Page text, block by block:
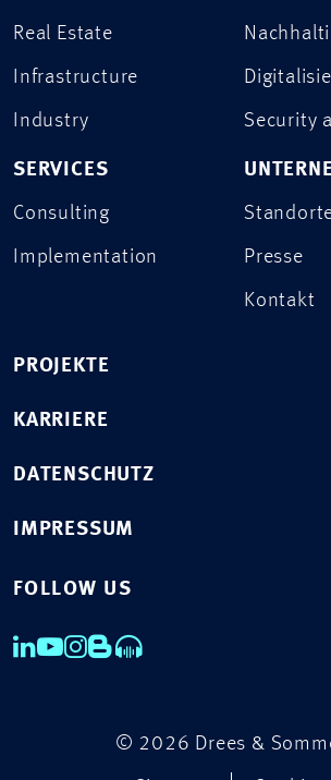
Real Estate
Infrastructure
Industry
SERVICES
Consulting
Implementation
Security
Presse
Kontakt
PROJEKTE
KARRIERE
DATENSCHUTZ
IMPRESSUM
FOLLOW US
© 2026 Drees &